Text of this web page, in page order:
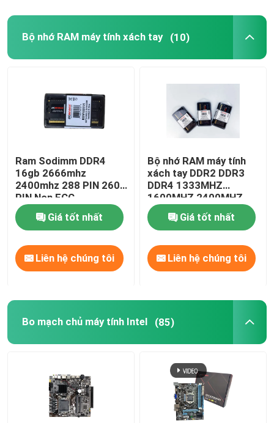
Bộ nhớ RAM máy tính xách tay (10)
Ram Sodimm DDR4
16gb 2666mhz
2400mhz 288 PIN 260
PIN Non ECC
Giá tốt nhất
Liên hệ chúng tôi
Bộ nhớ RAM máy tính
xách tay DDR2 DDR3
DDR4 1333MHZ
1600MHZ 2400MHZ
2666MHZ
Giá tốt nhất
Liên hệ chúng tôi
Bo mạch chủ máy tính Intel (85)